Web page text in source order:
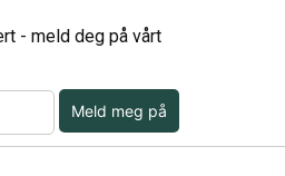
- meld deg på vårt
Meld meg på